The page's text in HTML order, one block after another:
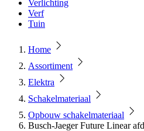
Verlichting
Verf
Tuin
Home
Assortiment
Elektra
Schakelmateriaal
Opbouw schakelmateriaal
Busch-Jaeger Future Linear